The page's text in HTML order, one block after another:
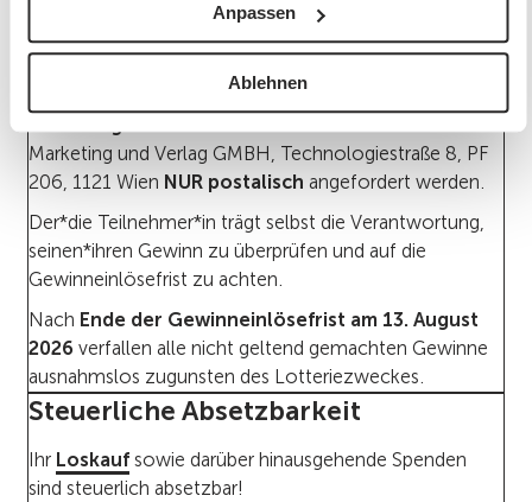
Anpassen
Ablehnen
0800 700 747 zur Verfügung.
Bitte beachten Sie.
Die Gewinne können in der Zeit vom
Marketing und Verlag GMBH, Technologiestraße 8, PF
206, 1121 Wien NUR postalisch angefordert werden.
Der*die Teilnehmer*in trägt selbst die Verantwortung,
seinen*ihren Gewinn zu überprüfen und auf die
Gewinneinlösefrist zu achten.
Nach Ende der Gewinneinlösefrist am 13. August
2026 verfallen alle nicht geltend gemachten Gewinne
ausnahmslos zugunsten des Lotteriezweckes.
Steuerliche Absetzbarkeit
Ihr Loskaufsowie darüber hinausgehende Spenden
sind steuerlich absetzbar!